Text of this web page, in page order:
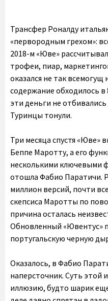
Трансфер Роналду
«первородным грехом»:
2018-м «Юве»
трофеи, пиар,
оказался не так всемогущ
содержание обходилось в
эти деньги не
Туринцы тонули.
Три месяца спустя «Юве»
Беппе Маротту, а его
несколькими ключевыми
отошла Фабио Паратичи.
миллион версий, почти
скепсиса Маротты по
причина осталась
Обновленный «Ювентус»
португальскую черную
Оказалось, в Фабио
наперсточник. Суть этой
иллюзию, будто шарик